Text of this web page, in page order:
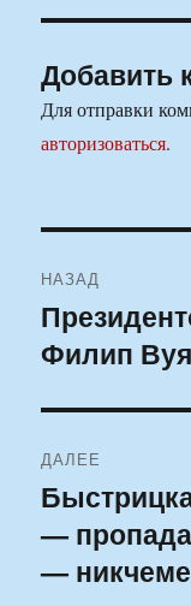
Добавить
Для отправки
авторизоваться.
по
записям
НАЗАД
Предыдущая
запись:
Филип
ДАЛЕЕ
Следующая
запись:
—
—